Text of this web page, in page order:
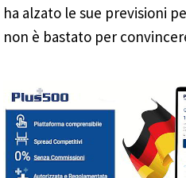
ha alzato le sue previsioni
non è bastato per